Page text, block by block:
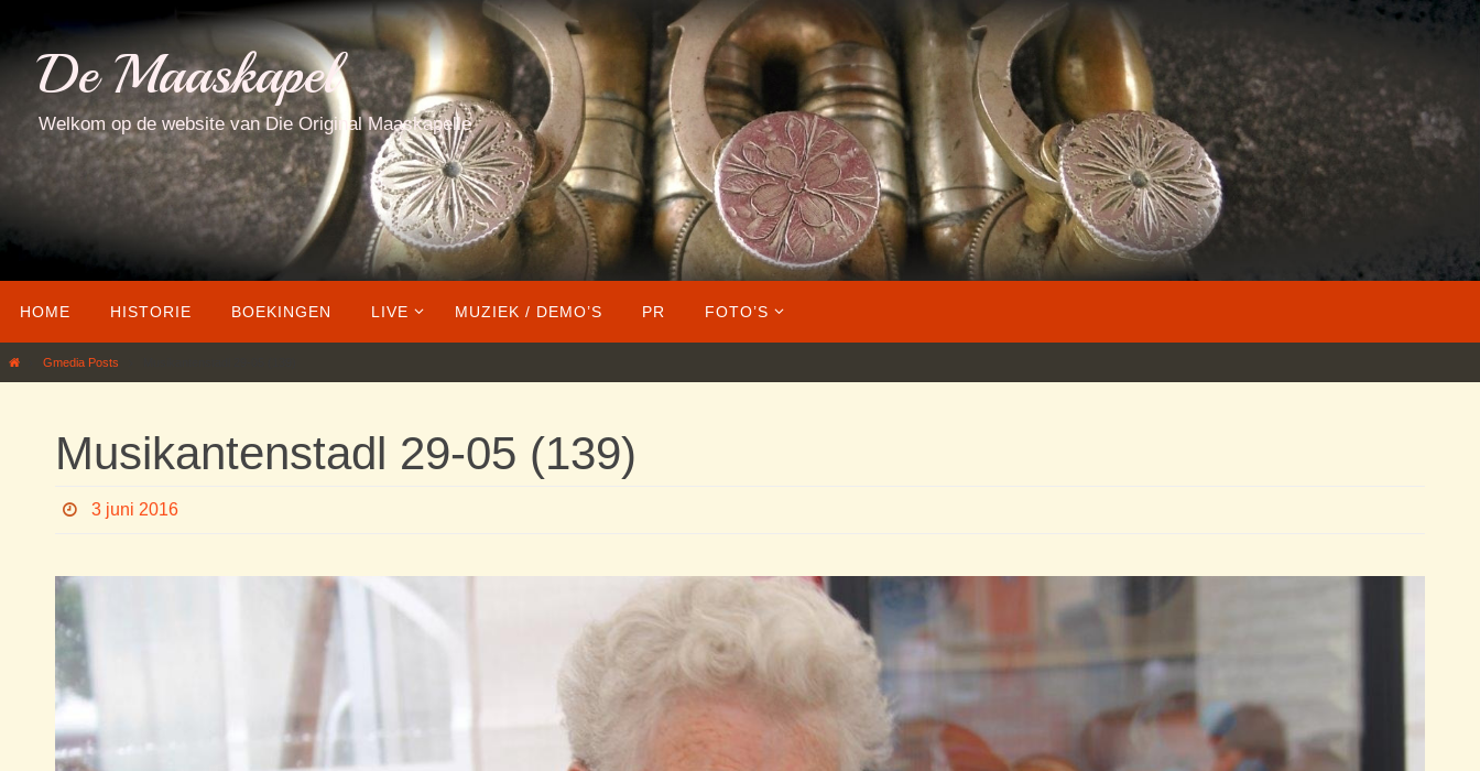
inhoudDe Maaskapel
Welkom op de website van Die Original Maaskapelle
naar
de
HOME HISTORIE BOEKINGEN LIVE MUZIEK / DEMO’S PR FOTO’S
HomeGmedia Posts
Musikantenstadl 29-05 (139)
3 juni 2016